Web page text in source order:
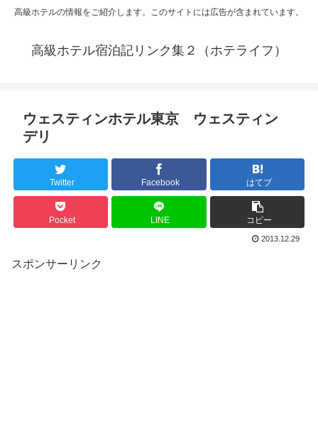
高級ホテルの情報をご紹介します。このサイトには広告が含まれています。
高級ホテル宿泊記リンク集２（ホテライフ）
ウェスティンホテル東京 ウェスティン
デリ
Twitter Facebook はてブ
Pocket LINE コピー
2013.12.29
スポンサーリンク